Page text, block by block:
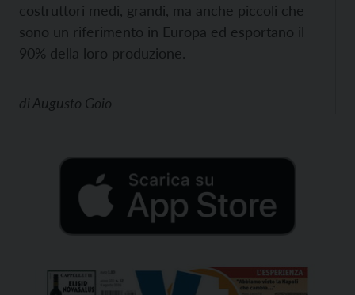
costruttori medi, grandi, ma anche piccoli che
sono un riferimento in Europa ed esportano il
90% della loro produzione.
diAugusto Goio